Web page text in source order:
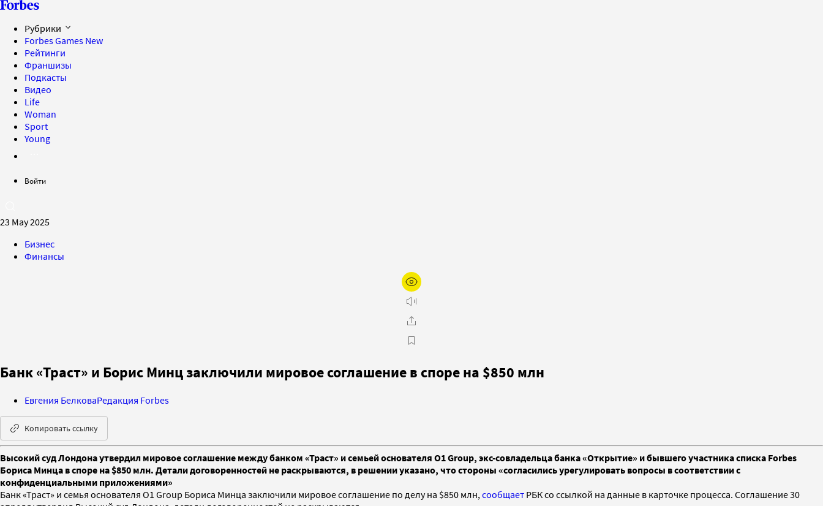
Рубрики
Forbes Games New
Рейтинги
Франшизы
Подкасты
Видео
Life
Woman
Sport
Young
Войти
23 May 2025
Бизнес
Финансы
Банк «Траст» и Борис Минц заключили мировое соглашение в споре на $850 млн
Евгения БелковаРедакция Forbes
Копировать ссылку
Высокий суд Лондона утвердил мировое соглашение между банком «Траст» и семьей основателя O1 Group, экс-совладельца банка «Открытие» и бывшего участника списка Forbes
Бориса Минца в споре на $850 млн. Детали договоренностей не раскрываются, в решении указано, что стороны «согласились урегулировать вопросы в соответствии с
конфиденциальными приложениями»
Банк «Траст» и семья основателя O1 Group Бориса Минца заключили мировое соглашение по делу на $850 млн, сообщает РБК со ссылкой на данные в карточке процесса. Соглашение 30